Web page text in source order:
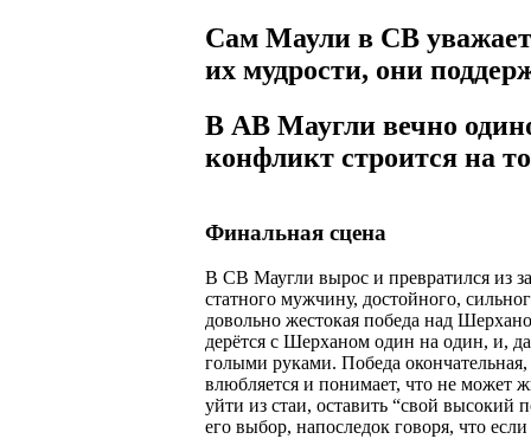
Сам Маули в СВ
их мудрости, они
В АВ Маугли вечно
конфликт строится на
Финальная сцена
В СВ Маугли вырос и превратился из
статного мужчину, достойного,
довольно жестокая победа над
дерётся с Шерханом один на один, и,
голыми руками. Победа
влюбляется и понимает, что не может
уйти из стаи, оставить “свой
его выбор, напоследок говоря, что